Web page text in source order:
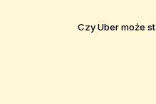
Czy Uber może